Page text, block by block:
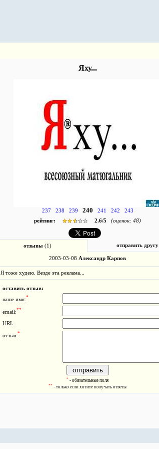
Яху...
237 238 239 240 241 242
243
рейтинг:
2.6/5 (оценок: 48)
отзывы (1) отправить другу
2003-03-08 Александр Карпов
Я тоже худею. Везде эта реклама...
оставить отзыв:
ваше имя:*
email:**
URL:
отзыв:*
* - обязательные поля
** - только если хотите получать ответы